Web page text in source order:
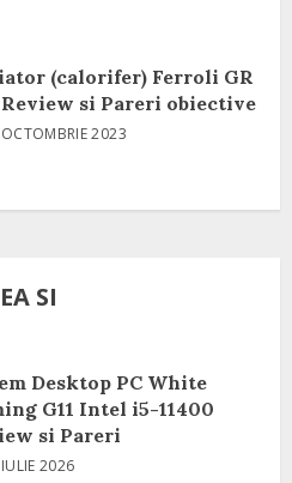
(calorifer) Ferroli GR
Review si Pareri obiective
2023
SI
Desktop PC White
G11 Intel i5-11400
si Pareri
2026